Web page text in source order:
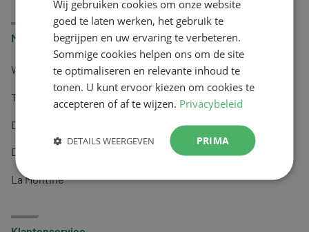
Merken
Wapiti
Tai-Ginseng
Dermagíq
Draisma
La Montine
Wij gebruiken cookies om onze website
goed te laten werken, het gebruik te
begrijpen en uw ervaring te verbeteren.
Sommige cookies helpen ons om de site
te optimaliseren en relevante inhoud te
tonen. U kunt ervoor kiezen om cookies te
accepteren of af te wijzen. Privacybeleid
PRIMA
DETAILS WEERGEVEN